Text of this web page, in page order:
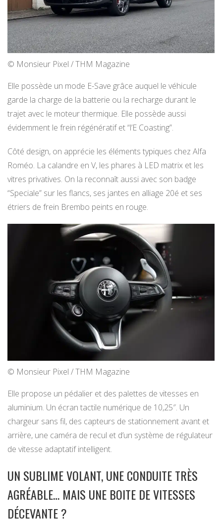
© Monsieur Pixel / THM Magazine
Elle possède un mode E-Save grâce auquel le véhicule
garde la charge de la batterie ou la recharge durant le
trajet avec le moteur thermique. Elle possède aussi
évidemment le frein régénératif et “l’E Coasting”.
Côté design, on apprécie les éléments typiques chez Alfa
Roméo. La calandre en V, les phares à LED matrix et les
vitres privatives. On la reconnaît aussi avec son badge
“Speciale” sur les flancs, ses jantes en alliage 20é et ses
étriers de frein Brembo peints en rouge.
© Monsieur Pixel / THM Magazine
Elle propose un pédalier et des palettes de vitesses en
aluminium. Un écran tactile numérique de 10,25″. Un
chargeur sans fil, des capteurs de stationnement avant et
arrière, une caméra de recul et d’un système de régulateur
de vitesse adaptatif intelligent.
UN SUBLIME VOLANT, UNE CONDUITE TRÈS
AGRÉABLE… MAIS UNE BOITE DE VITESSES
DÉCEVANTE ?